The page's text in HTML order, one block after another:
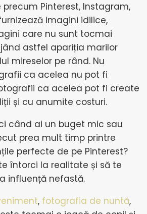
Pinterest, Instagram,
imagini idilice,
care nu sunt tocmai
astfel apariția marilor
mireselor pe rând. Nu
ca acelea nu pot fi
ca acelea pot fi create
și cu anumite costuri.
când ai un buget mic sau
prea mult timp printre
perfecte de pe Pinterest?
întorci la realitate și să te
influență nefastă.
, fotografia de nuntă,